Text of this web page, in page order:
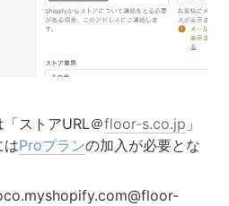
ストアURL＠floor-s.co.jp 」
はProプランの加入が必要とな